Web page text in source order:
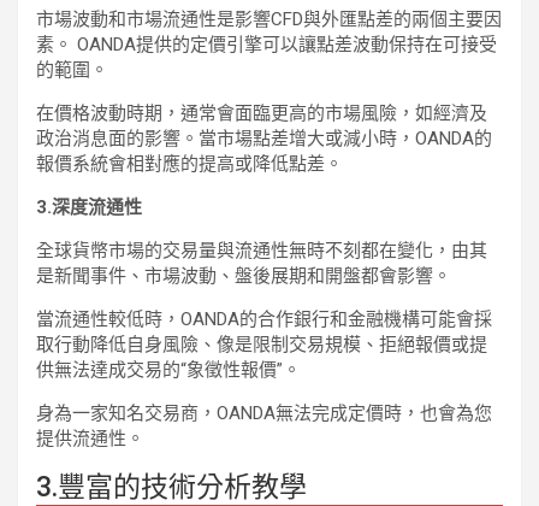
市場波動和市場流通性是影響CFD與外匯點差的兩個主要因
素。 OANDA提供的定價引擎可以讓點差波動保持在可接受
的範圍。
在價格波動時期，通常會面臨更高的市場風險，如經濟及
政治消息面的影響。當市場點差增大或減小時，OANDA的
報價系統會相對應的提高或降低點差。
3.深度流通性
全球貨幣市場的交易量與流通性無時不刻都在變化，由其
是新聞事件、市場波動、盤後展期和開盤都會影響。
當流通性較低時，OANDA的合作銀行和金融機構可能會採
取行動降低自身風險、像是限制交易規模、拒絕報價或提
供無法達成交易的“象徵性報價”。
身為一家知名交易商，OANDA無法完成定價時，也會為您
提供流通性。
3.豐富的技術分析教學